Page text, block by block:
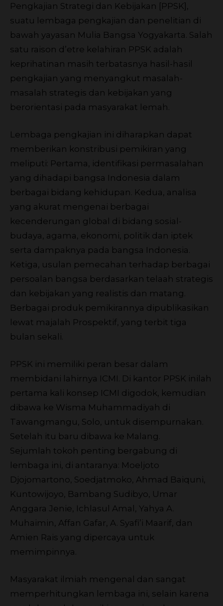
Pengkajian Strategi dan Kebijakan [PPSK],
suatu lembaga pengkajian dan penelitian di
bawah yayasan Mulia Bangsa Yogyakarta. Salah
satu raison d’etre kelahiran PPSK adalah
keprihatinan masih terbatasnya hasil-hasil
pengkajian yang menyangkut masalah-
masalah strategis dan kebijakan yang
berorientasi pada masyarakat lemah.
Lembaga pengkajian ini diharapkan dapat
memberikan konstribusi pemikiran yang
meliputi: Pertama, identifikasi permasalahan
yang dihadapi bangsa Indonesia dalam
berbagai bidang kehidupan. Kedua, analisa
yang akurat mengenai berbagai
kecenderungan global di bidang sosial-
budaya, agama, ekonomi, politik dan iptek
serta dampaknya pada bangsa Indonesia.
Ketiga, usulan pemecahan terhadap berbagai
persoalan bangsa berdasarkan telaah strategis
dan kebijakan yang realistis dan matang.
Berbagai produk pemikirannya dipublikasikan
lewat majalah Prospektif, yang terbit tiga
bulan sekali.
PPSK ini memiliki peran besar dalam
membidani lahirnya ICMI. Di kantor PPSK inilah
pertama kali konsep ICMI digodok, kemudian
dibawa ke Wisma Muhammadiyah di
Tawangmangu, Solo, untuk disempurnakan.
Setelah itu baru dibawa ke Malang.
Sejumlah tokoh penting bergabung di
lembaga ini, di antaranya: Moeljoto
Djojomartono, Soedjatmoko, Ahmad Baiquni,
Kuntowijoyo, Bambang Sudibyo, Umar
Anggara Jenie, Ichlasul Amal, Yahya A.
Muhaimin, Affan Gafar, A. Syafi’i Maarif, dan
Amien Rais yang dipercaya untuk
memimpinnya.
Masyarakat ilmiah mengenal dan sangat
memperhitungkan lembaga ini, selain karena